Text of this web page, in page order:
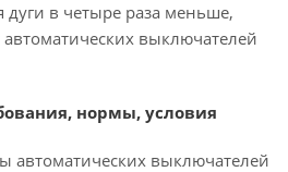
дуги в четыре раза меньше,
выключателей
нормы, условия
автоматических выключателей